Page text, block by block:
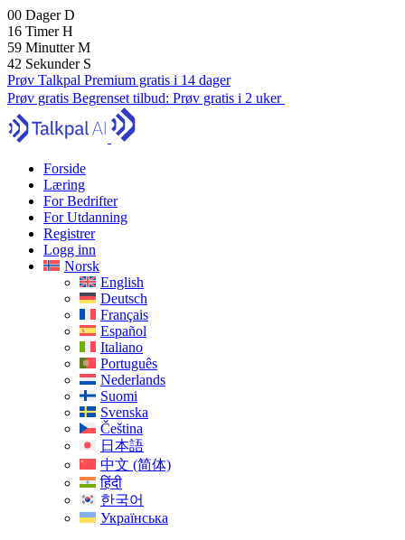
00 DagerD
16 TimerH
59 MinutterM
41 Sekunder S
Prøv Talkpal Premium gratis i 14 dager
Prøv gratis Begrenset tilbud: Prøv gratis i 2 uker
Forside
Læring
For Bedrifter
For Utdanning
Registrer
Logg inn
Norsk
English
Deutsch
Français
Español
Italiano
Português
Nederlands
Suomi
Svenska
Čeština
日本語
中文 (简体)
हिंदी
한국어
Українська